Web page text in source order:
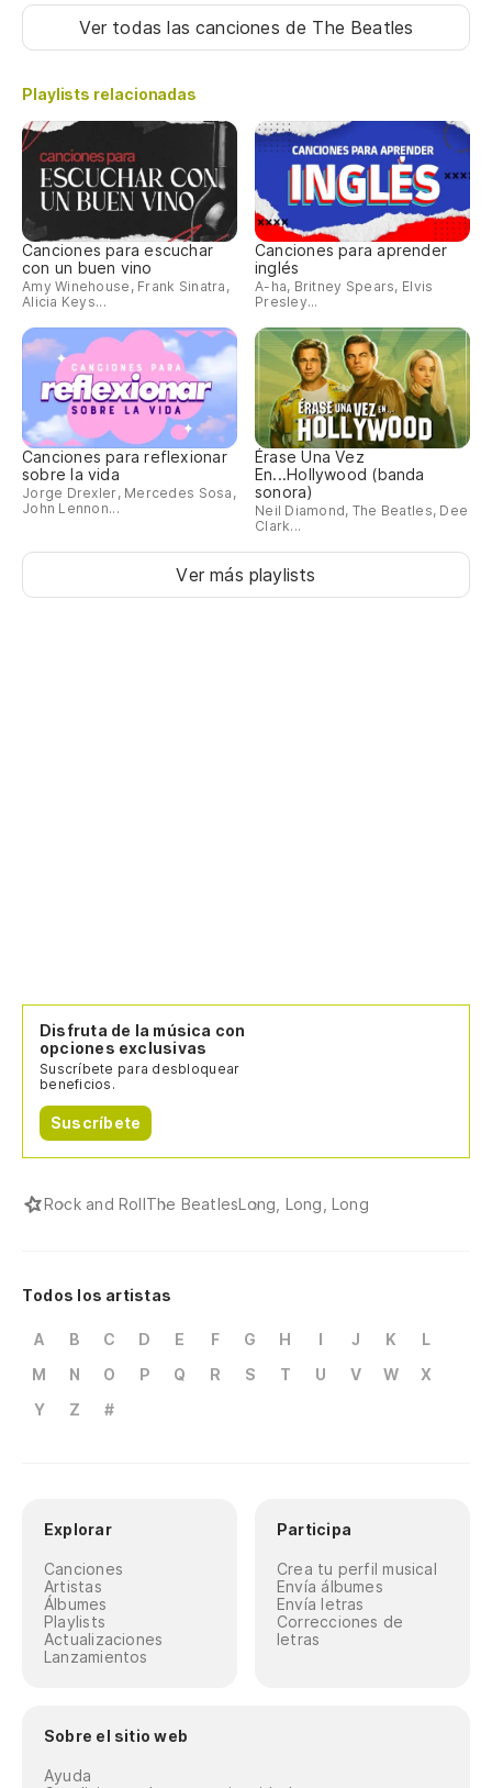
Ver todas las canciones de The Beatles
Playlists relacionadas
Canciones para escuchar
con un buen vino
Amy Winehouse, Frank Sinatra,
Alicia Keys...
Canciones para aprender
inglés
A-ha, Britney Spears, Elvis
Presley...
Canciones para reflexionar
sobre la vida
Jorge Drexler, Mercedes Sosa,
John Lennon...
Érase Una Vez
En...Hollywood (banda
sonora)
Neil Diamond, The Beatles, Dee
Clark...
Ver más playlists
Disfruta de la música con
opciones exclusivas
Suscríbete para desbloquear
beneficios.
Suscríbete
Rock and RollThe BeatlesLong, Long, Long
Todos los artistas
A B C D E F G H I J K
L
M
N O P Q R S T U V W
X
Y
Z #
Explorar
Canciones
Artistas
Álbumes
Playlists
Actualizaciones
Lanzamientos
Participa
Crea tu perfil musical
Envía álbumes
Envía letras
Correcciones de
letras
Sobre el sitio web
Ayuda